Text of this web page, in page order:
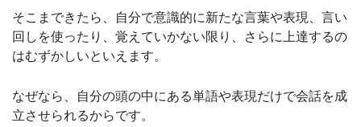
そこまできたら、自分で意識的に新たな言葉や表現、言い
回しを使ったり、覚えていかない限り、さらに上達するの
はむずかしいといえます。
なぜなら、自分の頭の中にある単語や表現だけで会話を成
立させられるからです。